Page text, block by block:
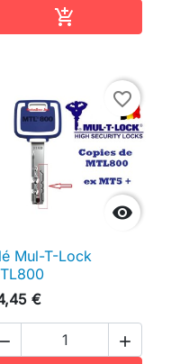


favorite_border
Mul-T-Lock
€
 